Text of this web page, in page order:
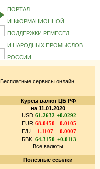
ПОРТАЛ
ИНФОРМАЦИОННОЙ
ПОДДЕРЖКИ РЕМЕСЕЛ
И НАРОДНЫХ ПРОМЫСЛОВ
РОССИИ
Бесплатные сервисы онлайн
Курсы валют ЦБ РФ
на 11.01.2020
USD 61.2632 +0.0292
EUR 68.0450 -0.0105
E/U
1.1107
-0.0007
БВК 64.3150 +0.0113
Все валюты
Полезные ссылки